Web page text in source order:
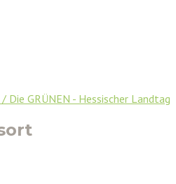
Die GRÜNEN - Hessischer Landtag